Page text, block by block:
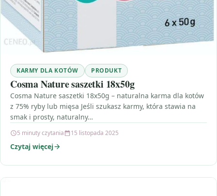
KARMY DLA KOTÓW PRODUKT
Cosma Nature saszetki 18x50g
Cosma Nature saszetki 18x50g – naturalna karma dla kotów
z 75% ryby lub mięsa Jeśli szukasz karmy, która stawia na
smak i prosty, naturalny…
5 minuty czytania 15 listopada 2025
Czytaj więcej